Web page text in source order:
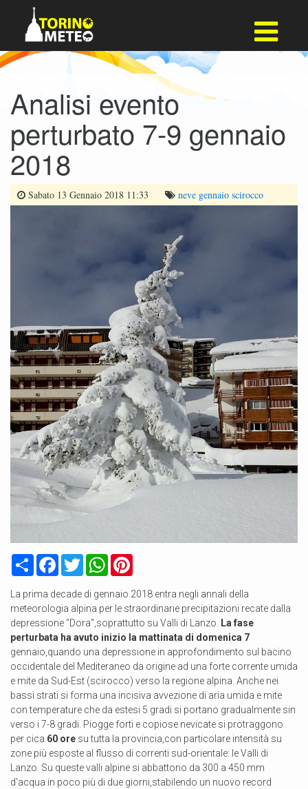
Analisi evento
perturbato 7-9 gennaio
2018
Sabato 13 Gennaio 2018 11:33 neve gennaio scirocco
CondividiFacebook
TwitterWhatsApp
La prima decade di gennaio 2018 entra negli annali della
meteorologia alpina per le straordinarie precipitazioni recate dalla
depressione "Dora",soprattutto su Valli di Lanzo. La fase
perturbata ha avuto inizio la mattinata di domenica 7
gennaio,quando una depressione in approfondimento sul bacino
occidentale del Mediteraneo da origine ad una forte corrente umida
e mite da Sud-Est (scirocco) verso la regione alpina. Anche nei
bassi strati si forma una incisiva avvezione di aria umida e mite
con temperature che da estesi 5 gradi si portano gradualmente sin
verso i 7-8 gradi. Piogge forti e copiose nevicate si protraggono
per cica 60 ore su tutta la provincia,con particolare intensità su
zone più esposte al flusso di correnti sud-orientale: le Valli di
Lanzo. Su queste valli alpine si abbattono da 300 a 450 mm
d'acqua in poco più di due giorni,stabilendo un nuovo record